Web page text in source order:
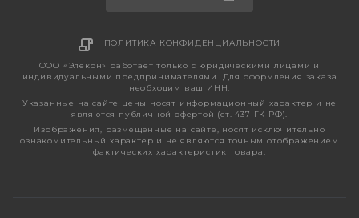
ПОЛИТИКА КОНФИДЕНЦИАЛЬНОСТИ
ООО «Элекон» работает только с юридическими лицами и
индивидуальными предпринимателями. Для оформления заказа
необходим ваш ИНН.
Указанные на сайте цены носят информационный характер и не
являются публичной офертой (ст. 437 ГК РФ).
Изображения, размещенные на сайте, носят исключительно
ознакомительный характер и не являются точным отображением
фактических характеристик товара.